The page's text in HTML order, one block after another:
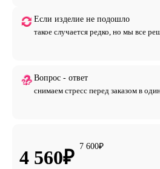
Если изделие не подошло
такое случается редко, но мы все
Вопрос - ответ
снимаем стресс перед заказом в
4 560₽
7 600₽